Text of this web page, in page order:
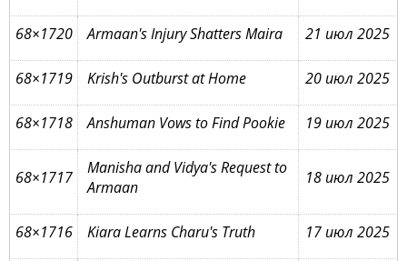
68×1720 Armaan's Injury Shatters Maira 21 июл 2025
68×1719 Krish's Outburst at Home 20 июл 2025
68×1718 Anshuman Vows to Find Pookie 19 июл 2025
68×1717
Manisha and Vidya's Request to
Armaan
18 июл 2025
68×1716 Kiara Learns Charu's Truth 17 июл 2025